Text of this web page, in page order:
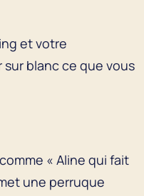
et votre
blanc ce que vous
« Aline qui fait
une perruque